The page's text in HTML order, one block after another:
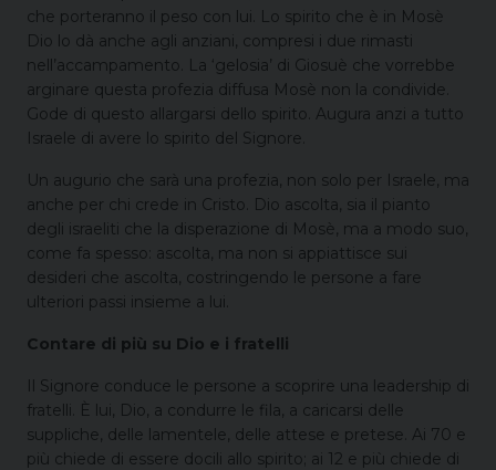
che porteranno il peso con lui. Lo spirito che è in Mosè
Dio lo dà anche agli anziani, compresi i due rimasti
nell’accampamento. La ‘gelosia’ di Giosuè che vorrebbe
arginare questa profezia diffusa Mosè non la condivide.
Gode di questo allargarsi dello spirito. Augura anzi a tutto
Israele di avere lo spirito del Signore.
Un augurio che sarà una profezia, non solo per Israele, ma
anche per chi crede in Cristo. Dio ascolta, sia il pianto
degli israeliti che la disperazione di Mosè, ma a modo suo,
come fa spesso: ascolta, ma non si appiattisce sui
desideri che ascolta, costringendo le persone a fare
ulteriori passi insieme a lui.
Contare di più su Dio e i fratelli
Il Signore conduce le persone a scoprire una leadership di
fratelli. È lui, Dio, a condurre le fila, a caricarsi delle
suppliche, delle lamentele, delle attese e pretese. Ai 70 e
più chiede di essere docili allo spirito; ai 12 e più chiede di